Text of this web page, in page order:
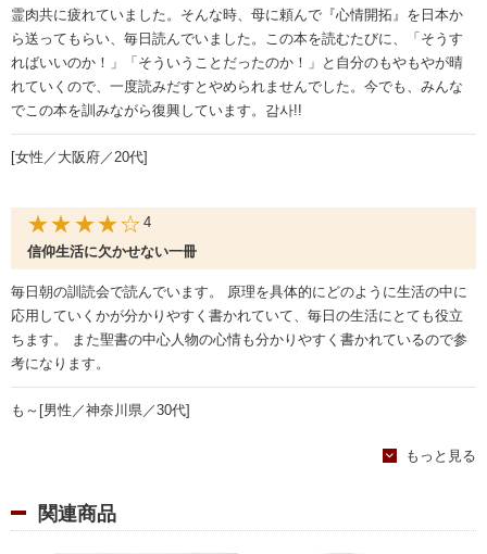
霊肉共に疲れていました。そんな時、母に頼んで『心情開拓』を日本か
ら送ってもらい、毎日読んでいました。この本を読むたびに、「そうす
ればいいのか！」「そういうことだったのか！」と自分のもやもやが晴
れていくので、一度読みだすとやめられませんでした。今でも、みんな
でこの本を訓みながら復興しています。감사!!
[女性／大阪府／20代]
★★★★☆ 4
信仰生活に欠かせない一冊
毎日朝の訓読会で読んでいます。 原理を具体的にどのように生活の中に
応用していくかが分かりやすく書かれていて、毎日の生活にとても役立
ちます。 また聖書の中心人物の心情も分かりやすく書かれているので参
考になります。
も～[男性／神奈川県／30代]
信仰生活の送り方
もっと見る
関連商品